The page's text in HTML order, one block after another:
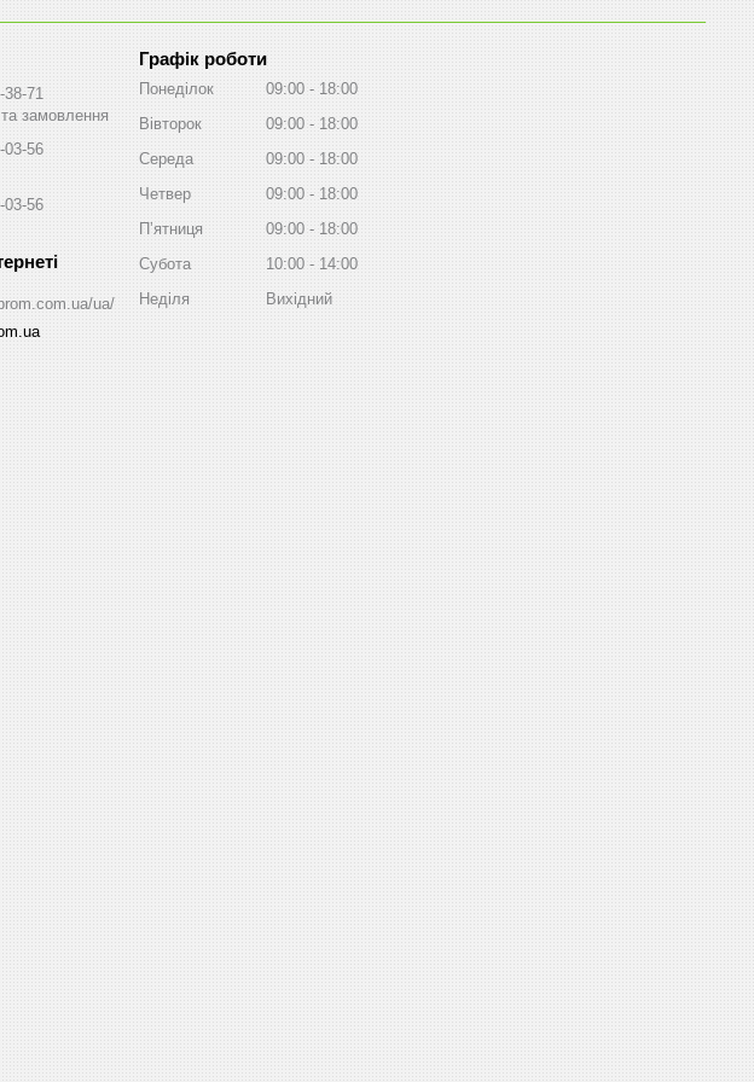
71
та замовлення
03-56
03-56
ua/
Графік роботи
Понеділок 09:00
18:00
Вівторок
09:00
18:00
Середа
09:00
18:00
Четвер
09:00
18:00
Пʼятниця
09:00
18:00
Субота
10:00
14:00
Неділя
Вихідний